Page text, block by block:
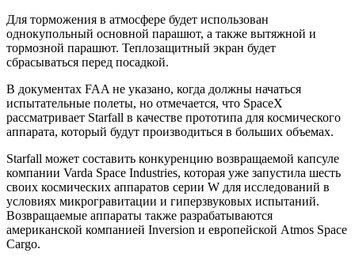
Для торможения в атмосфере будет использован
однокупольный основной парашют, а также вытяжной и
тормозной парашют. Теплозащитный экран будет
сбрасываться перед посадкой.
В документах FAA не указано, когда должны начаться
испытательные полеты, но отмечается, что SpaceX
рассматривает Starfall в качестве прототипа для космического
аппарата, который будут производиться в больших объемах.
Starfall может составить конкуренцию возвращаемой капсуле
компании Varda Space Industries, которая уже запустила шесть
своих космических аппаратов серии W для исследований в
условиях микрогравитации и гиперзвуковых испытаний.
Возвращаемые аппараты также разрабатываются
американской компанией Inversion и европейской Atmos Space
Cargo.